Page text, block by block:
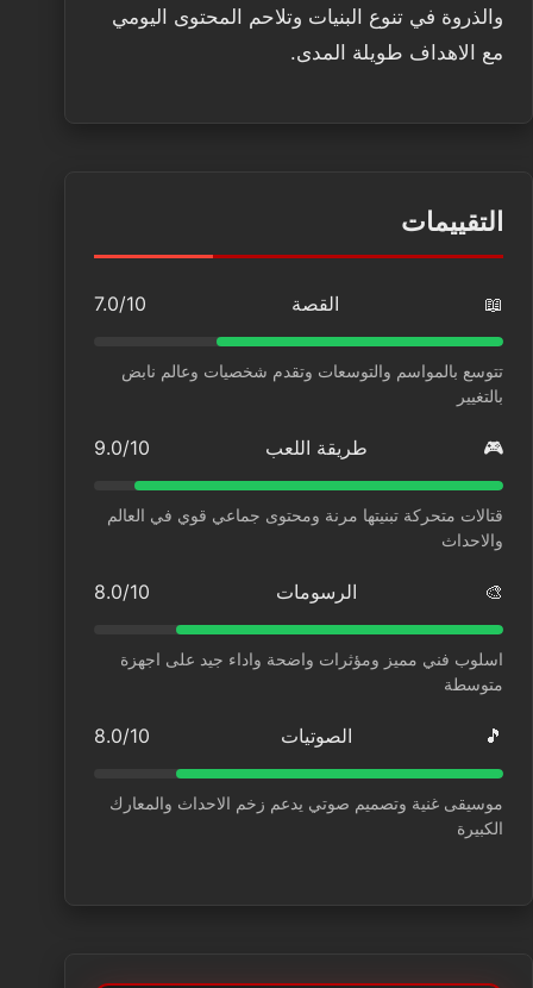
والذروة في تنوع البنيات وتلاحم المحتوى اليومي
مع الاهداف طويلة المدى.
التقييمات
📖 القصة 7.0/10
تتوسع بالمواسم والتوسعات وتقدم شخصيات وعالم نابض
بالتغيير
🎮 طريقة اللعب 9.0/10
قتالات متحركة تبنيتها مرنة ومحتوى جماعي قوي في العالم
والاحداث
🎨 الرسومات 8.0/10
اسلوب فني مميز ومؤثرات واضحة واداء جيد على اجهزة
متوسطة
🎵 الصوتيات 8.0/10
موسيقى غنية وتصميم صوتي يدعم زخم الاحداث والمعارك
الكبيرة